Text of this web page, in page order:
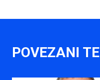
POVEZANI